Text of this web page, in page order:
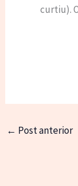
curtiu).
← Post anterior